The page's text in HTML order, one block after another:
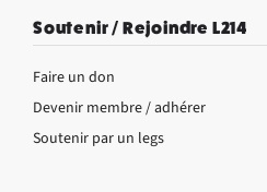
Soutenir / Rejoindre L214
Faire un don
Devenir membre / adhérer
Soutenir par un legs